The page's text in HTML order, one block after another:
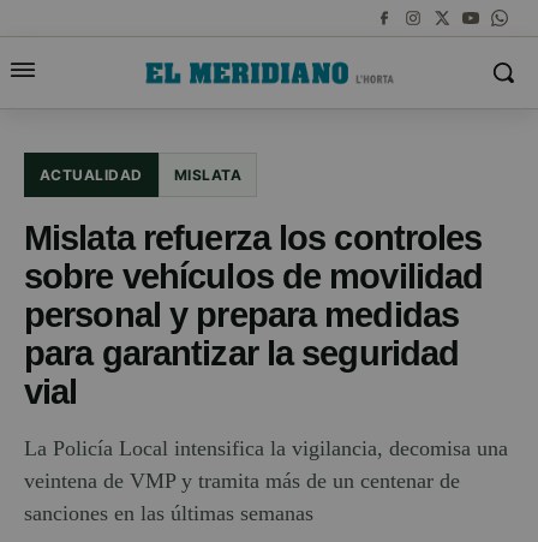
ACTUALIDAD MISLATA
Mislata refuerza los controles
sobre vehículos de movilidad
personal y prepara medidas
para garantizar la seguridad
vial
La Policía Local intensifica la vigilancia, decomisa una
veintena de VMP y tramita más de un centenar de
sanciones en las últimas semanas